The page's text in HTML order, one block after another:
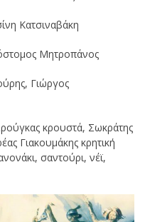
Κατσιναβάκη
Μητροπάνος
Γιώργος
κρουστά, Σωκράτης
Γιακουμάκης κρητική
σαντούρι, νέϊ,